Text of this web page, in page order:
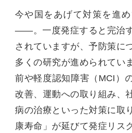
今や国をあげて対策を進め
――。一度発症すると完治
されていますが、予防策に
多くの研究が進められてい
前や軽度認知障害（MCI）
改善、運動への取り組み、
病の治療といった対策に取
康寿命」が延びて発症リス